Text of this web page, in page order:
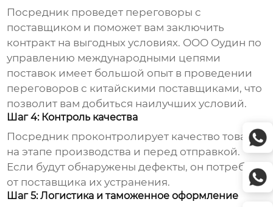
Посредник проведет переговоры с
поставщиком и поможет вам заключить
контракт на выгодных условиях. ООО Оудин по
управлению международными цепями
поставок имеет большой опыт в проведении
переговоров с китайскими поставщиками, что
позволит вам добиться наилучших условий.
Шаг 4: Контроль качества
Посредник проконтролирует качество товара
на этапе производства и перед отправкой.
Если будут обнаружены дефекты, он потребует
от поставщика их устранения.
Шаг 5: Логистика и таможенное оформление